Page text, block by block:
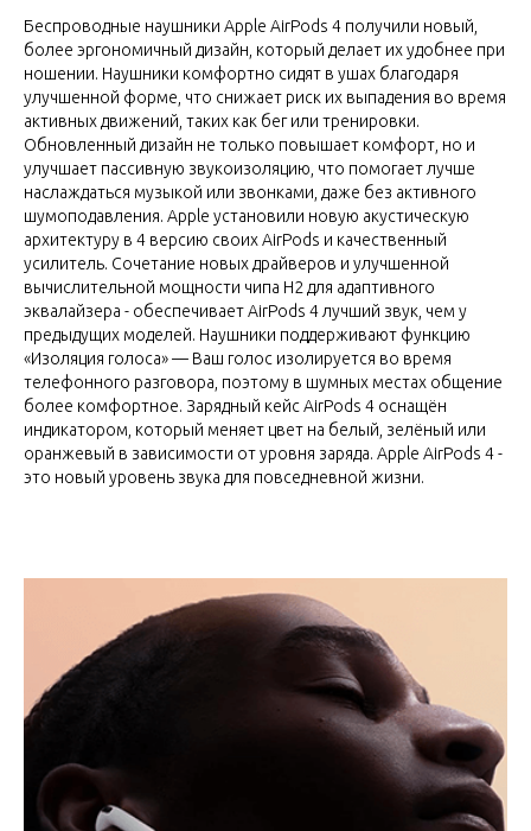
Беспроводные наушники Apple AirPods 4 получили новый,
более эргономичный дизайн, который делает их удобнее при
ношении. Наушники комфортно сидят в ушах благодаря
улучшенной форме, что снижает риск их выпадения во время
активных движений, таких как бег или тренировки.
Обновленный дизайн не только повышает комфорт, но и
улучшает пассивную звукоизоляцию, что помогает лучше
наслаждаться музыкой или звонками, даже без активного
шумоподавления. Apple установили новую акустическую
архитектуру в 4 версию своих AirPods и качественный
усилитель. Сочетание новых драйверов и улучшенной
вычислительной мощности чипа H2 для адаптивного
эквалайзера - обеспечивает AirPods 4 лучший звук, чем у
предыдущих моделей. Наушники поддерживают функцию
«Изоляция голоса» — Ваш голос изолируется во время
телефонного разговора, поэтому в шумных местах общение
более комфортное. Зарядный кейс AirPods 4 оснащён
индикатором, который меняет цвет на белый, зелёный или
оранжевый в зависимости от уровня заряда. Apple AirPods 4 -
это новый уровень звука для повседневной жизни.